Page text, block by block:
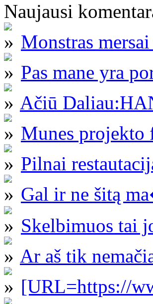
Naujausi
Monstras
Pas mane yra
Ačiū
Munes projekto
Pilnai
Gal ir ne šitą
Skelbimuos tai
Ar aš tik
[URL=https://